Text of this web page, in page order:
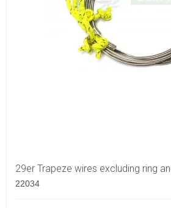
29er Trapeze wires excluding ring
22034